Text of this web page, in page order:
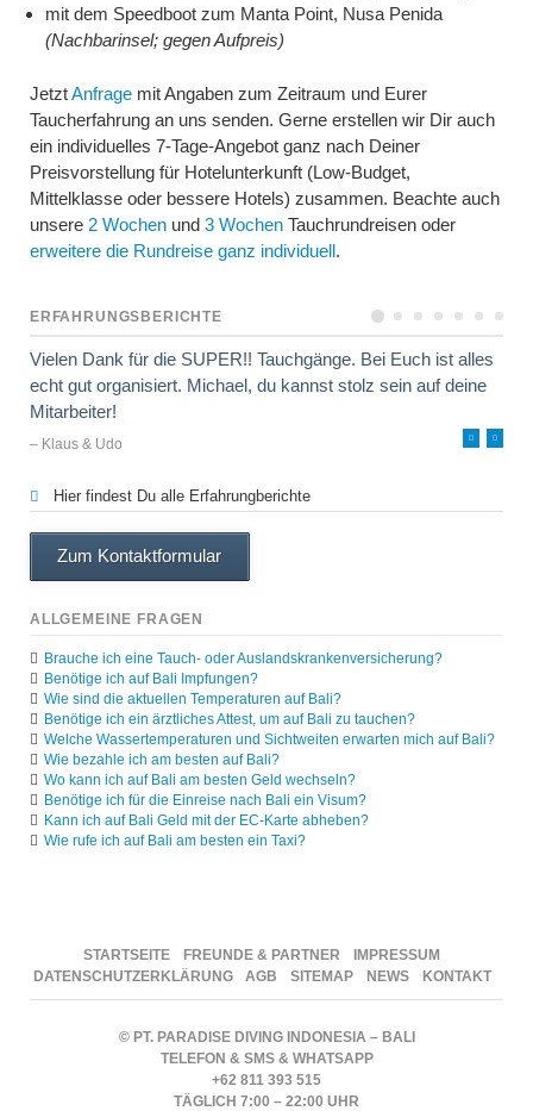
mit dem Speedboot zum Manta Point, Nusa Penida
(Nachbarinsel; gegen Aufpreis)
JetztAnfragemit Angaben zum Zeitraum und Eurer
Taucherfahrung an uns senden. Gerne erstellen wir Dir auch
ein individuelles 7-Tage-Angebot ganz nach Deiner
Preisvorstellung für Hotelunterkunft (Low-Budget,
Mittelklasse oder bessere Hotels) zusammen. Beachte auch
unsere 2 Wochenund 3 WochenTauchrundreisen oder
erweitere die Rundreise ganz individuell.
ERFAHRUNGSBERICHTE
Vielen Dank für die SUPER!! Tauchgänge. Bei Euch ist alles
echt gut organisiert. Michael, du kannst stolz sein auf deine
Mitarbeiter!
– Klaus & Udo
Hier findest Du alle Erfahrungberichte
Zum Kontaktformular
ALLGEMEINE FRAGEN
Brauche ich eine Tauch- oder Auslandskrankenversicherung?
Benötige ich auf Bali Impfungen?
Wie sind die aktuellen Temperaturen auf Bali?
Benötige ich ein ärztliches Attest, um auf Bali zu tauchen?
Welche Wassertemperaturen und Sichtweiten erwarten mich auf Bali?
Wie bezahle ich am besten auf Bali?
Wo kann ich auf Bali am besten Geld wechseln?
Benötige ich für die Einreise nach Bali ein Visum?
Kann ich auf Bali Geld mit der EC-Karte abheben?
Wie rufe ich auf Bali am besten ein Taxi?
NAVIGATION
ÜBERSPRINGEN
STARTSEITE FREUNDE & PARTNER
IMPRESSUM
DATENSCHUTZERKLÄRUNG
AGB SITEMAP NEWS KONTAKT
© PT. PARADISE DIVING INDONESIA – BALI
TELEFON & SMS & WHATSAPP
+62 811 393 515
TÄGLICH 7:00 – 22:00 UHR